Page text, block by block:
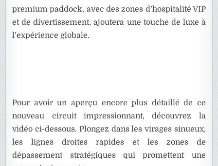
premium paddock, avec des zones d’hospitalité VIP
et de divertissement, ajoutera une touche de luxe à
l’expérience globale.
Pour avoir un aperçu encore plus détaillé de ce
nouveau circuit impressionnant, découvrez la
vidéo ci-dessous. Plongez dans les virages sinueux,
les lignes droites rapides et les zones de
dépassement stratégiques qui promettent une